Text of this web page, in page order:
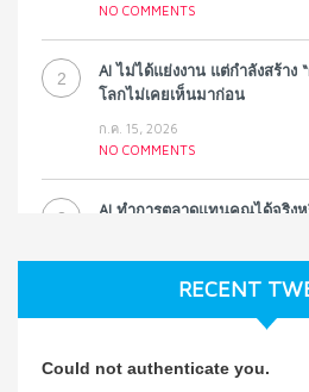
NO COMMENTS
2
AI ไม่ได้แย่งงาน แต่กำลังสร้าง
โลกไม่เคยเห็นมาก่อน
ก.ค. 15, 2026
NO COMMENTS
3
AI ทำการตลาดแทนคุณได้จริง
NO COMMENTS
Koe ในแบบอาจารย์บอม
RECENT
Could not authenticate you.